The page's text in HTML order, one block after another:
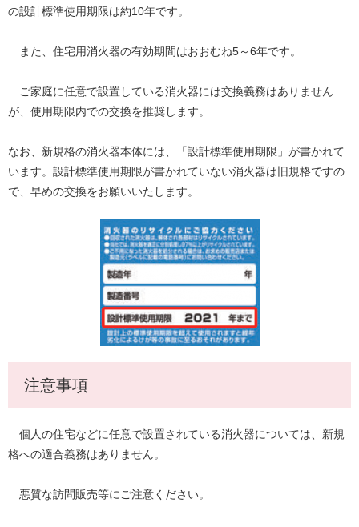
の設計標準使用期限は約10年です。
また、住宅用消火器の有効期間はおおむね5～6年です。
ご家庭に任意で設置している消火器には交換義務はありません
が、使用期限内での交換を推奨します。
なお、新規格の消火器本体には、「設計標準使用期限」が書かれて
います。設計標準使用期限が書かれていない消火器は旧規格ですの
で、早めの交換をお願いいたします。
注意事項
個人の住宅などに任意で設置されている消火器については、新規
格への適合義務はありません。
悪質な訪問販売等にご注意ください。